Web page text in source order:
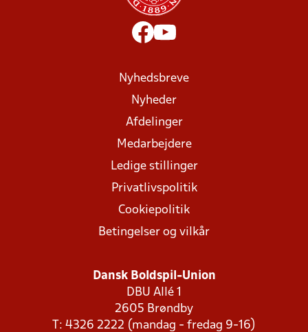
Nyhedsbreve
Nyheder
Afdelinger
Medarbejdere
Ledige stillinger
Privatlivspolitik
Cookiepolitik
Betingelser og vilkår
Dansk Boldspil-Union
DBU Allé 1
2605 Brøndby
T: 4326 2222 (mandag - fredag 9-16)